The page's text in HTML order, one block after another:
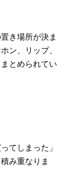
き場所が決ま
ン、リップ、
とめられてい
てしまった」
み重なりま